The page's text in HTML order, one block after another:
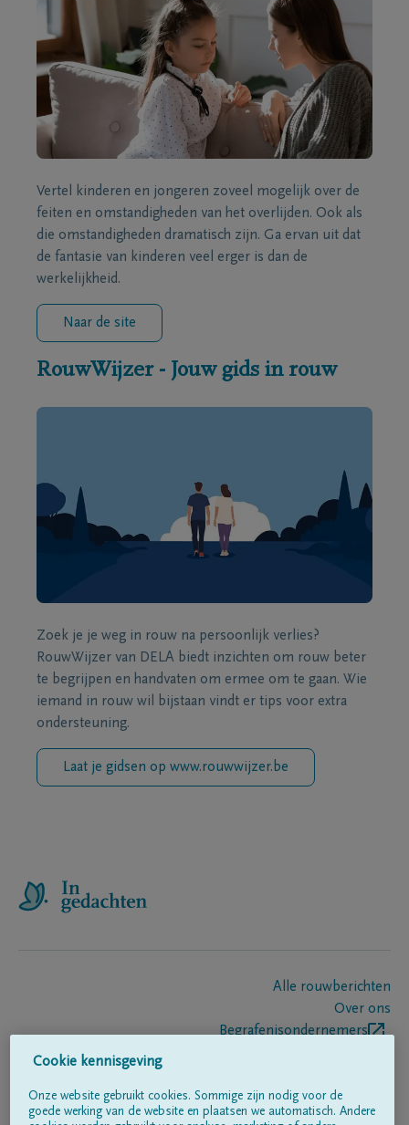
Vertel kinderen en jongeren zoveel mogelijk over de
feiten en omstandigheden van het overlijden. Ook als
die omstandigheden dramatisch zijn. Ga ervan uit dat
de fantasie van kinderen veel erger is dan de
werkelijkheid.
Naar de site
RouwWijzer - Jouw gids in rouw
Zoek je je weg in rouw na persoonlijk verlies?
RouwWijzer van DELA biedt inzichten om rouw beter
te begrijpen en handvaten om ermee om te gaan. Wie
iemand in rouw wil bijstaan vindt er tips voor extra
ondersteuning.
Laat je gidsen op www.rouwwijzer.be
Alle rouwberichten
Over ons
Begrafenisondernemers
Volg ons op
Cookie kennisgeving
Onze website gebruikt cookies. Sommige zijn nodig voor de
goede werking van de website en plaatsen we automatisch. Andere